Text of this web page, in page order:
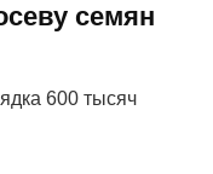
семян
600 тысяч